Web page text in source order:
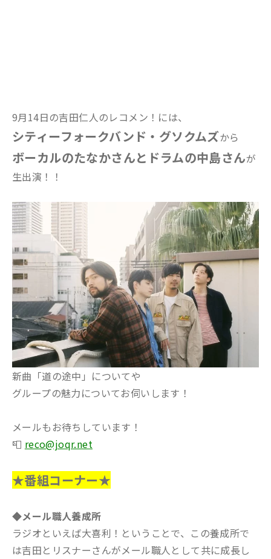
9月14日の吉田仁人のレコメン！には、
シティーフォークバンド・グソクムズから
ボーカルのたなかさんとドラムの中島さんが
生出演！！
新曲「道の途中」についてや
グループの魅力についてお伺いします！
メールもお待ちしています！
📮 reco@joqr.net
★番組コーナー★
◆メール職人養成所
ラジオといえば大喜利！ということで、この養成所で
は吉田とリスナーさんがメール職人として共に成長し